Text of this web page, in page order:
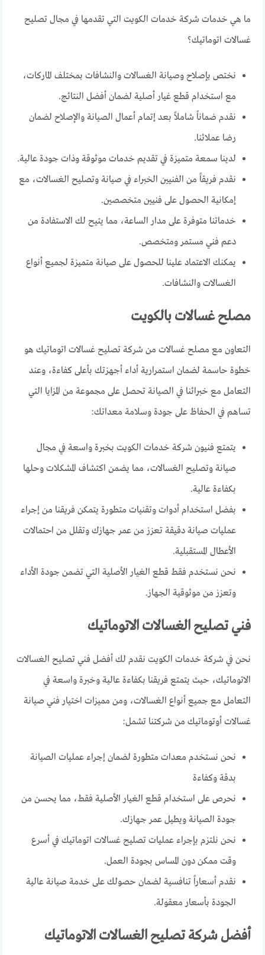
ما هي خدمات شركة خدمات الكويت التي تقدمها في مجال تصليح
غسالات اتوماتيك؟
نختص بإصلاح وصيانة الغسالات والنشافات بمختلف الماركات،
مع استخدام قطع غيار أصلية لضمان أفضل النتائج.
نقدم ضماناً شاملاً بعد إتمام أعمال الصيانة والإصلاح لضمان
رضا عملائنا.
لدينا سمعة متميزة في تقديم خدمات موثوقة وذات جودة عالية.
نقدم فريقاً من الفنيين الخبراء في صيانة وتصليح الغسالات، مع
إمكانية الحصول على فنيين متخصصين.
خدماتنا متوفرة على مدار الساعة، مما يتيح لك الاستفادة من
دعم فني مستمر ومتخصص.
يمكنك الاعتماد علينا للحصول على صيانة متميزة لجميع أنواع
الغسالات والنشافات.
مصلح غسالات بالكويت
التعاون مع مصلح غسالات من شركة تصليح غسالات اتوماتيك هو
خطوة حاسمة لضمان استمرارية أداء أجهزتك بأعلى كفاءة، وعند
التعامل مع خبرائنا في الصيانة تحصل على مجموعة من المزايا التي
تساهم في الحفاظ على جودة وسلامة معداتك:
يتمتع فنيون شركة خدمات الكويت بخبرة واسعة في مجال
صيانة وتصليح الغسالات، مما يضمن اكتشاف المشكلات وحلها
بكفاءة عالية.
بفضل استخدام أدوات وتقنيات متطورة يتمكن فريقنا من إجراء
عمليات صيانة دقيقة تعزز من عمر جهازك وتقلل من احتمالات
الأعطال المستقبلية.
نحن نستخدم فقط قطع الغيار الأصلية التي تضمن جودة الأداء
وتعزز من موثوقية الجهاز.
فني تصليح الغسالات الاتوماتيك
نحن في شركة خدمات الكويت نقدم لك أفضل فني تصليح الغسالات
الاتوماتيك، حيث يتمتع فريقنا بكفاءة عالية وخبرة واسعة في
التعامل مع جميع أنواع الغسالات، ومن مميزات اختيار فني صيانة
غسالات أوتوماتيك من شركتنا تشمل:
نحن نستخدم معدات متطورة لضمان إجراء عمليات الصيانة
بدقة وكفاءة
نحرص على استخدام قطع الغيار الأصلية فقط، مما يحسن من
جودة الصيانة ويطيل عمر جهازك.
نحن نلتزم بإجراء عمليات تصليح غسالات اتوماتيك في أسرع
وقت ممكن دون المساس بجودة العمل.
نقدم أسعاراً تنافسية لضمان حصولك على خدمة صيانة عالية
الجودة بأسعار معقولة.
أفضل شركة تصليح الغسالات الاتوماتيك